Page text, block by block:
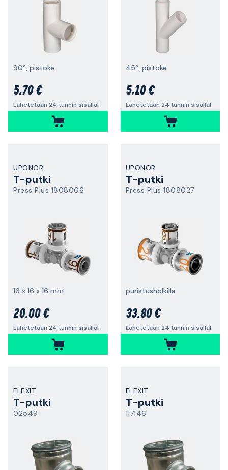
90°, pistoke
5,70 €
Lähetetään 24 tunnin sisällä!
45°, pistoke
5,10 €
Lähetetään 24 tunnin sisällä!
UPONOR
T-putki
Press Plus 1808006
16 x 16 x 16 mm
20,00 €
Lähetetään 24 tunnin sisällä!
UPONOR
T-putki
Press Plus 1808027
puristusholkilla
33,80 €
Lähetetään 24 tunnin sisällä!
FLEXIT
T-putki
02549
FLEXIT
T-putki
117146